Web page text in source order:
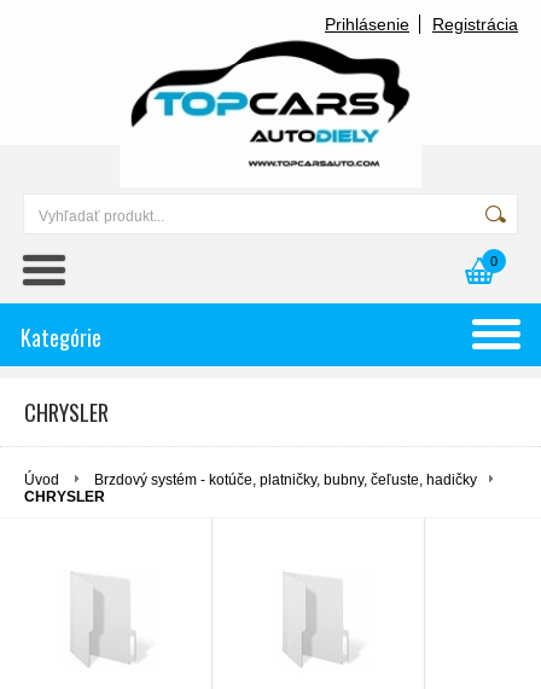
Prihlásenie Registrácia
0
Kategórie
CHRYSLER
Úvod
Brzdový systém - kotúče, platničky, bubny, čeľuste, hadičky
CHRYSLER